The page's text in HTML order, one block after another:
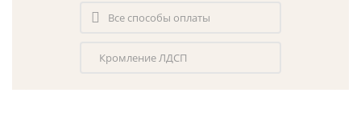
Все способы оплаты
Кромление ЛДСП